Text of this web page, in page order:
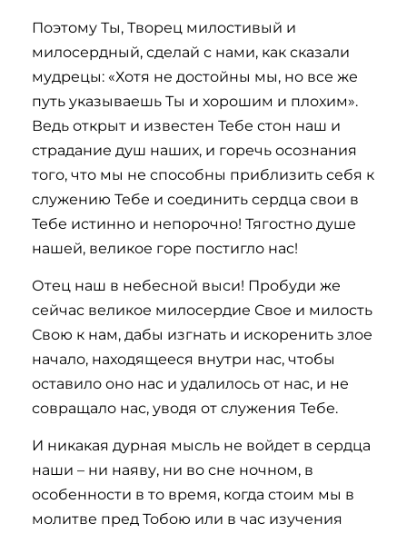
Поэтому Ты, Творец милостивый и
милосердный, сделай с нами, как сказали
мудрецы: «Хотя не достойны мы, но все же
путь указываешь Ты и хорошим и плохим».
Ведь открыт и известен Тебе стон наш и
страдание душ наших, и горечь осознания
того, что мы не способны приблизить себя к
служению Тебе и соединить сердца свои в
Тебе истинно и непорочно! Тягостно душе
нашей, великое горе постигло нас!
Отец наш в небесной выси! Пробуди же
сейчас великое милосердие Свое и милость
Свою к нам, дабы изгнать и искоренить злое
начало, находящееся внутри нас, чтобы
оставило оно нас и удалилось от нас, и не
совращало нас, уводя от служения Тебе.
И никакая дурная мысль не войдет в сердца
наши – ни наяву, ни во сне ночном, в
особенности в то время, когда стоим мы в
молитве пред Тобою или в час изучения